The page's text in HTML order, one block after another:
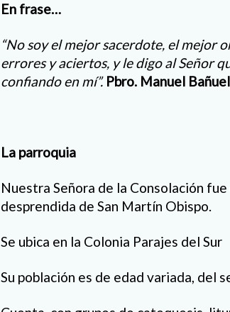
En frase…
“No soy el mejor sacerdote, el mejor
errores y aciertos, y le digo al Señor
confiando en mí”. Pbro. Manuel
La parroquia
Nuestra Señora de la Consolación
desprendida de San Martín Obispo.
Se ubica en la Colonia Parajes del Sur
Su población es de edad variada, del